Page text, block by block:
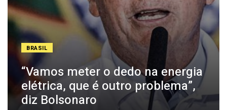
BRASIL
“Vamos meter o dedo na energia
elétrica, que é outro problema”,
diz Bolsonaro